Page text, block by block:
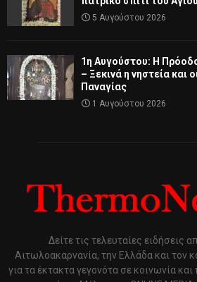
5 Αυγούστου 2026
1η Αυγούστου: Η
– Ξεκινά η νηστεία και
Παναγίας
1 Αυγούστου 2026
Δείτε τις τελευταίες ειδήσεις
Αιτωλοακαρνανία, την Ελλάδα και τον
για τα έκτακτα γεγονότα σε κοινωνία